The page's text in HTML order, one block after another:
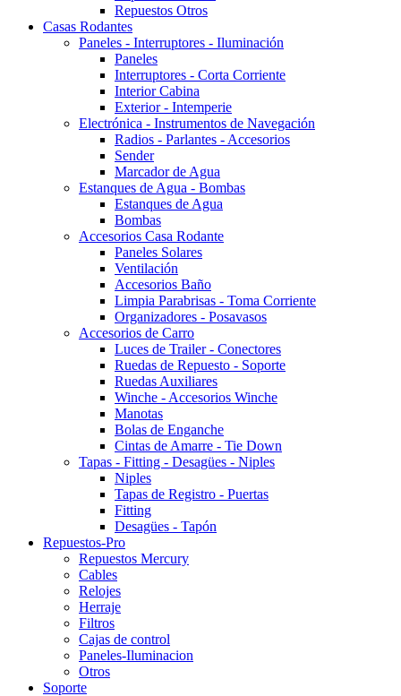
Repuestos Otros
Casas Rodantes
Paneles - Interruptores - Iluminación
Paneles
Interruptores - Corta Corriente
Interior Cabina
Exterior - Intemperie
Electrónica - Instrumentos de Navegación
Radios - Parlantes - Accesorios
Sender
Marcador de Agua
Estanques de Agua - Bombas
Estanques de Agua
Bombas
Accesorios Casa Rodante
Paneles Solares
Ventilación
Accesorios Baño
Limpia Parabrisas - Toma Corriente
Organizadores - Posavasos
Accesorios de Carro
Luces de Trailer - Conectores
Ruedas de Repuesto - Soporte
Ruedas Auxiliares
Winche - Accesorios Winche
Manotas
Bolas de Enganche
Cintas de Amarre - Tie Down
Tapas - Fitting - Desagües - Niples
Niples
Tapas de Registro - Puertas
Fitting
Desagües - Tapón
Repuestos-Pro
Repuestos Mercury
Cables
Relojes
Herraje
Filtros
Cajas de control
Paneles-Iluminacion
Otros
Soporte